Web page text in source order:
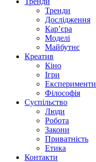
Тренди
Дослідження
Кар’єра
Моделі
Майбутнє
Креатив
Кіно
Ігри
Експерименти
Філософія
Суспільство
Люди
Робота
Закони
Приватність
Етика
Контакти